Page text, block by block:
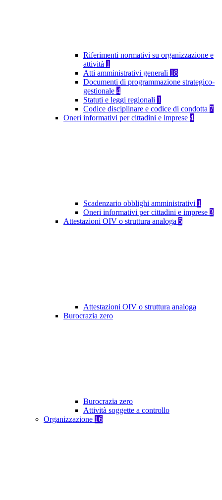
Riferimenti normativi su organizzazione e
attività 1
Atti amministrativi generali 18
Documenti di programmazione strategico-
gestionale 4
Statuti e leggi regionali 1
Codice disciplinare e codice di condotta 7
Oneri informativi per cittadini e imprese 4
Scadenzario obblighi amministrativi 1
Oneri informativi per cittadini e imprese 3
Attestazioni OIV o struttura analoga 5
Attestazioni OIV o struttura analoga
Burocrazia zero
Burocrazia zero
Attività soggette a controllo
Organizzazione 16